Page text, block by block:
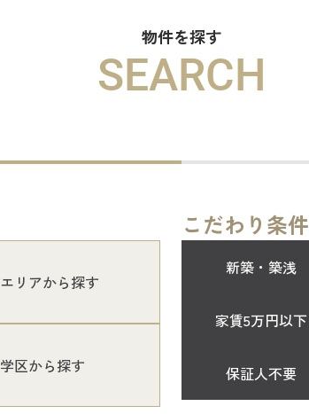
物件を探す
SEARCH
エリアから探す
学区から探す
こだわり条件
新築・築浅
家賃5万円以下
保証人不要